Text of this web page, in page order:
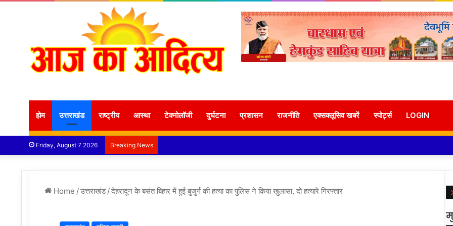
होम उत्तराखंड राष्ट्रीय आस्था टेक्नोलॉजी दुर्घटना प्रशासन राजनीति एक्सक्लूसिव खबरें स्पोर्ट्स LOGIN
Friday, August 7 2026 Breaking News
Home /उत्तराखंड /देहरादून के बसंत बिहार में हुई बुजुर्ग की हत्या का पुलिस ने किया खुलासा, दो हत्यारे गिरफ्तार